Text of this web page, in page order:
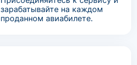
зарабатывайте на каждом
проданном авиабилете.